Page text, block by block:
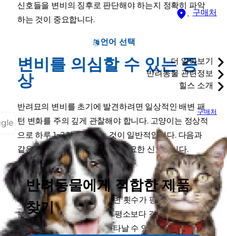
구매처
언어 선택
더 알아보기
반려동물 관련정보
힐스 소개
구매처
반려동물에게 적합한 제품
찾기
신호들을 변비의 징후로 판단해야 하는지 정확히 파악
하는 것이 중요합니다.
변비를 의심할 수 있는 증
상
반려묘의 변비를 초기에 발견하려면 일상적인 배변 패
턴 변화를 주의 깊게 관찰해야 합니다. 고양이는 정상적
으로 하루 1~2회 배변하는 것이 일반적입니다. 다음과
같은 증상이 나타나면 관리가 필요한 신호입니다.
배변 횟수 감소
대표적인 증상 중 하나는 배변 횟수가 평소보다 줄어드
는 변화입니다. 배변 간격이 평소보다 길어지거나 며칠
동안 배변이 없는 상태가 나타날 수 있습니다. 이러한